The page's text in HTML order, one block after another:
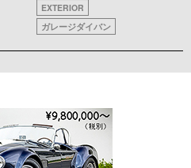
EXTERIOR
ガレージダイバン